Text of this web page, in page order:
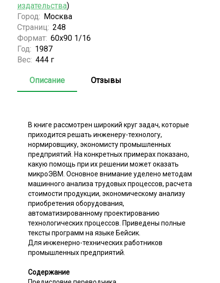
издательства)
Город: Москва
Страниц: 248
Формат: 60х90 1/16
Год: 1987
Вес: 444 г
Описание Отзывы
В книге рассмотрен широкий круг задач, которые
приходится решать инженеру-технологу,
нормировщику, экономисту промышленных
предприятий. На конкретных примерах показано,
какую помощь при их решении может оказать
микроЭВМ. Основное внимание уделено методам
машинного анализа трудовых процессов, расчета
стоимости продукции, экономическому анализу
приобретения оборудования,
автоматизированному проектированию
технологических процессов. Приведены полные
тексты программ на языке Бейсик.
Для инженерно-технических работников
промышленных предприятий.
Содержание